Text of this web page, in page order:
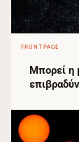
FRONTPAGE
Μπορεί η